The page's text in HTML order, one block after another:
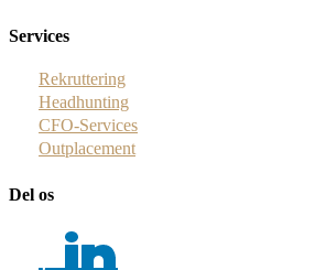
Services
Rekruttering
Headhunting
CFO-Services
Outplacement
Del os